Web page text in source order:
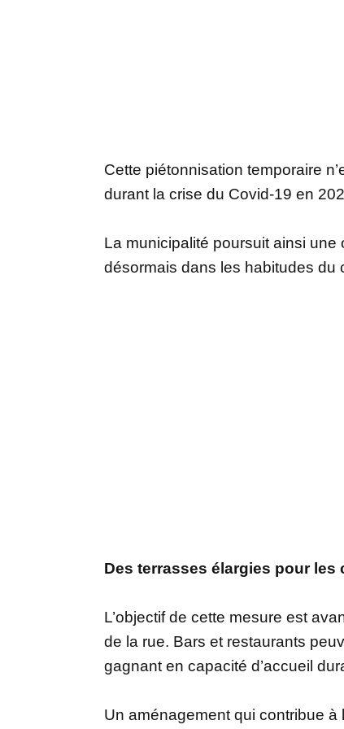
Cette piétonnisation temporaire
durant la crise du Covid-19 en
La municipalité poursuit ainsi une
désormais dans les habitudes du
Des terrasses élargies pour les
L’objectif de cette mesure est
de la rue. Bars et restaurants
gagnant en capacité d’accueil
Un aménagement qui contribue à